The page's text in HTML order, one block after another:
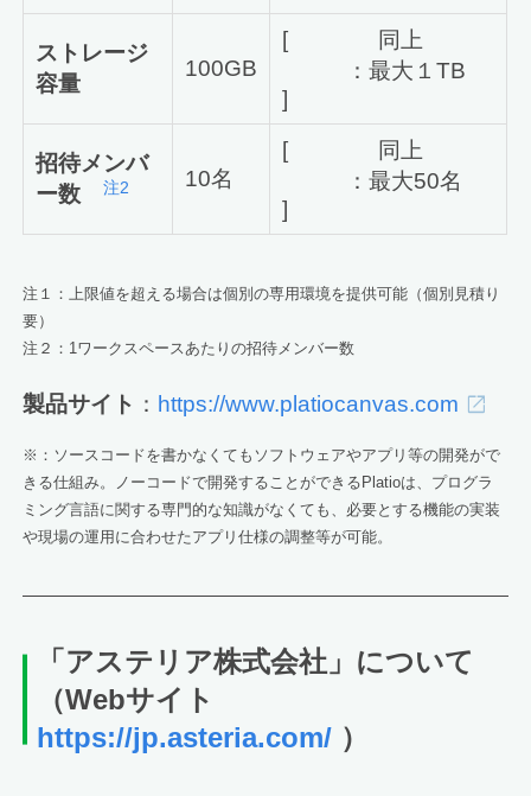
ストレージ
容量
100GB
[ 同上
：最大１TB
]
招待メンバ
ー数
注2 10名
[ 同上
：最大50名
]
注１：上限値を超える場合は個別の専用環境を提供可能（個別見積り
要）
注２：1ワークスペースあたりの招待メンバー数
製品サイト ： https://www.platiocanvas.com
※：ソースコードを書かなくてもソフトウェアやアプリ等の開発がで
きる仕組み。ノーコードで開発することができるPlatioは、プログラ
ミング言語に関する専門的な知識がなくても、必要とする機能の実装
や現場の運用に合わせたアプリ仕様の調整等が可能。
「アステリア株式会社」について
（Webサイト
https://jp.asteria.com/ ）